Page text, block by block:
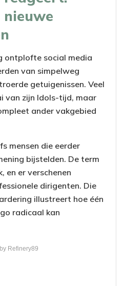
nieuwe
ontplofte social media
van simpelweg
getuigenissen. Veel
van zijn Idols-tijd, maar
ander vakgebied
mensen die eerder
bijstelden. De term
en er verschenen
dirigenten. Die
illustreert hoe één
radicaal kan
Refinery89